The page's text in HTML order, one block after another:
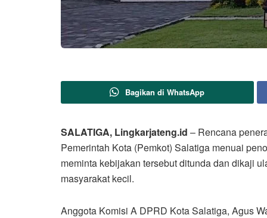
Bagikan di WhatsApp
SALATIGA, Lingkarjateng.id – Rencana
Pemerintah Kota (Pemkot) Salatiga menuai
meminta kebijakan tersebut ditunda dan dikaji
masyarakat kecil.
Anggota Komisi A DPRD Kota Salatiga, Agus